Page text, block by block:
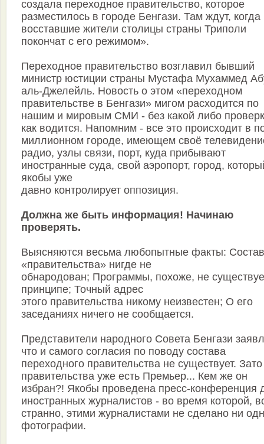
создала переходное правительство, которое
разместилось в городе Бенгази. Там ждут, когда
восставшие жители столицы страны Триполи
покончат с его режимом».
Переходное правительство возглавил бывший
министр юстиции страны Мустафа Мухаммед
аль-Джелейль. Новость о этом «переходном
правительстве в Бенгази» мигом расходится по
нашим и мировым СМИ - без какой либо
как водится. Напомним - все это происходит в
миллионном городе, имеющем своё
радио, узлы связи, порт, куда прибывают
иностранные суда, свой аэропорт, город,
якобы уже
давно контролирует оппозиция.
Должна же быть информация! Начинаю
проверять.
Выясняются весьма любопытные факты: Состав
«правительства» нигде не
обнародован; Программы, похоже, не
принципе; Точный адрес
этого правительства никому неизвестен; О его
заседаниях ничего не сообщается.
Представители народного Совета Бенгази
что и самого согласия по поводу состава
переходного правительства не существует. Зато
правительства уже есть Премьер... Кем же он
избран?! Якобы проведена пресс-конференция
иностранных журналистов - во время которой,
странно, этими журналистами не сделано ни
фотографии.